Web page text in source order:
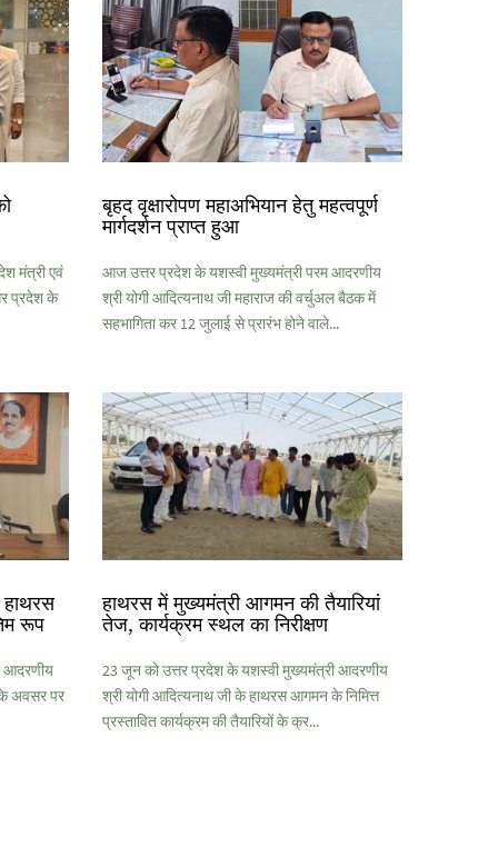
मंत्री एवं
प्रदेश के
बृहद वृक्षारोपण महाअभियान हेतु महत्वपूर्ण
मार्गदर्शन प्राप्त हुआ
आज उत्तर प्रदेश के यशस्वी मुख्यमंत्री परम आदरणीय
श्री योगी आदित्यनाथ जी महाराज की वर्चुअल बैठक में
सहभागिता कर 12 जुलाई से प्रारंभ होने वाले...
हाथरस
रूप
आदरणीय
अवसर पर
हाथरस में मुख्यमंत्री आगमन की तैयारियां
तेज, कार्यक्रम स्थल का निरीक्षण
23 जून को उत्तर प्रदेश के यशस्वी मुख्यमंत्री आदरणीय
श्री योगी आदित्यनाथ जी के हाथरस आगमन के निमित्त
प्रस्तावित कार्यक्रम की तैयारियों के क्र...